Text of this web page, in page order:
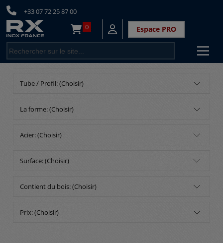
+33 07 72 25 87 00
0
Espace PRO
Tube / Profil: (Choisir)
La forme: (Choisir)
Acier: (Choisir)
Surface: (Choisir)
Contient du bois: (Choisir)
Prix: (Choisir)